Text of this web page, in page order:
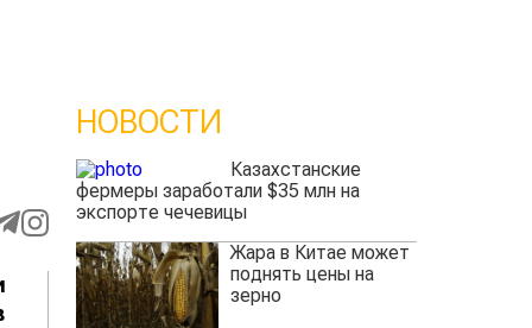
НОВОСТИ
Казахстанские
фермеры заработали $35 млн на
экспорте чечевицы
Жара в Китае может
поднять цены на
зерно